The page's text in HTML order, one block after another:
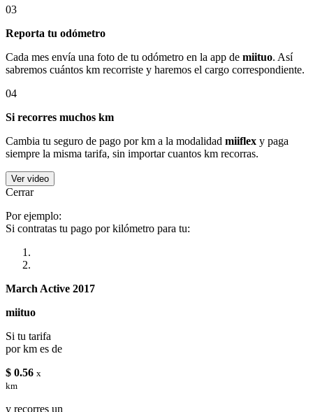
03
Reporta tu odómetro
Cada mes envía una foto de tu odómetro en la app de miituo. Así
sabremos cuántos km recorriste y haremos el cargo correspondiente.
04
Si recorres muchos km
Cambia tu seguro de pago por km a la modalidad miiflex y paga
siempre la misma tarifa, sin importar cuantos km recorras.
Ver video
Cerrar
Por ejemplo:
Si contratas tu pago por kilómetro para tu:
March Active 2017
miituo
Si tu tarifa
por km es de
$ 0.56 x
km
y recorres un